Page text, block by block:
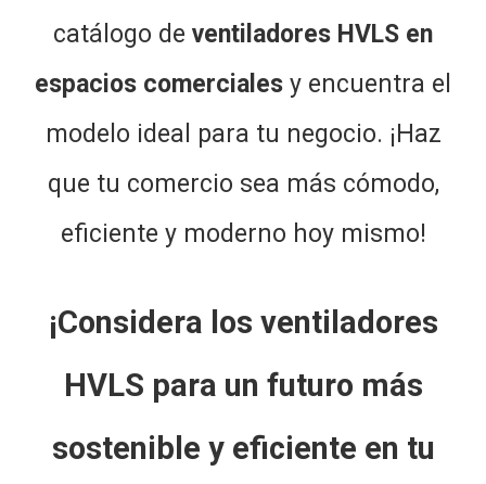
catálogo de ventiladores HVLS en
espacios comerciales y encuentra el
modelo ideal para tu negocio. ¡Haz
que tu comercio sea más cómodo,
eficiente y moderno hoy mismo!
¡Considera los ventiladores
HVLS para un futuro más
sostenible y eficiente en tu